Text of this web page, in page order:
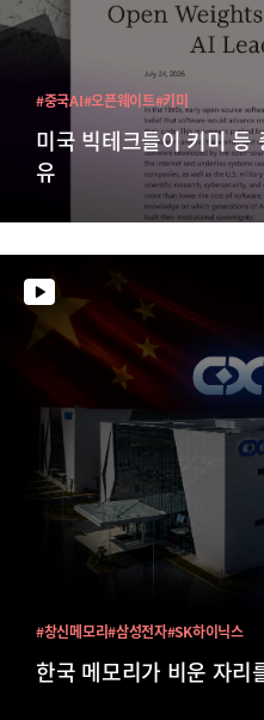
미국 빅테크들이 키미 등
유
#중국AI#오픈웨이트#키미
한국 메모리가 비운 자리
#창신메모리#삼성전자#SK하이닉스